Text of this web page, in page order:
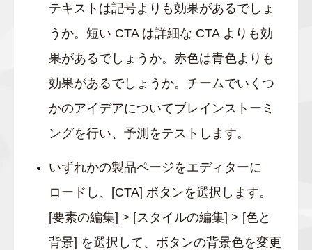
テキストは記号よりも効果があるでしょ
うか。短い CTA は詳細な CTA よりも効
果があるでしょうか。赤色は青色よりも
効果があるでしょうか。チームでいくつ
かのアイデアについてブレインストーミ
ングを行い、予測をテストします。
いずれかの製品ページをエディターに
ロードし、[CTA] ボタンを選択します。
[要素の編集] > [スタイルの編集] > [色と
背景] を選択して、ボタンの背景色を変更